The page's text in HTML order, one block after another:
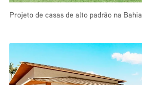
Projeto de casas de alto padrão na Bahia